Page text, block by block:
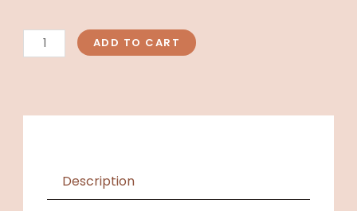
$8500.00.
Salvemos
al
ciclo
ADD TO CART
Description